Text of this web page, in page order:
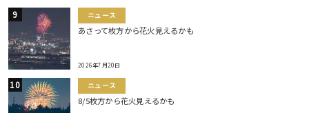
ニュース
あさって枚方から花火見えるかも
2026年7月20日
ニュース
8/5枚方から花火見えるかも